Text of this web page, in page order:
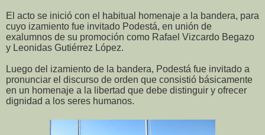
El acto se inició con el habitual homenaje a la bandera, para
cuyo izamiento fue invitado Podestá, en unión de
exalumnos de su promoción como Rafael Vizcardo Begazo
y Leonidas Gutiérrez López.
Luego del izamiento de la bandera, Podestá fue invitado a
pronunciar el discurso de orden que consistió básicamente
en un homenaje a la libertad que debe distinguir y ofrecer
dignidad a los seres humanos.